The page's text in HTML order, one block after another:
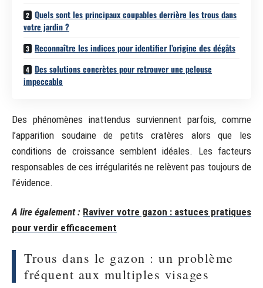
Quels sont les principaux coupables derrière les trous dans
votre jardin ?
Reconnaître les indices pour identifier l’origine des dégâts
Des solutions concrètes pour retrouver une pelouse
impeccable
Des phénomènes inattendus surviennent parfois, comme
l’apparition soudaine de petits cratères alors que les
conditions de croissance semblent idéales. Les facteurs
responsables de ces irrégularités ne relèvent pas toujours de
l’évidence.
A lire également : Raviver votre gazon : astuces pratiques
pour verdir efficacement
Trous dans le gazon : un problème
fréquent aux multiples visages